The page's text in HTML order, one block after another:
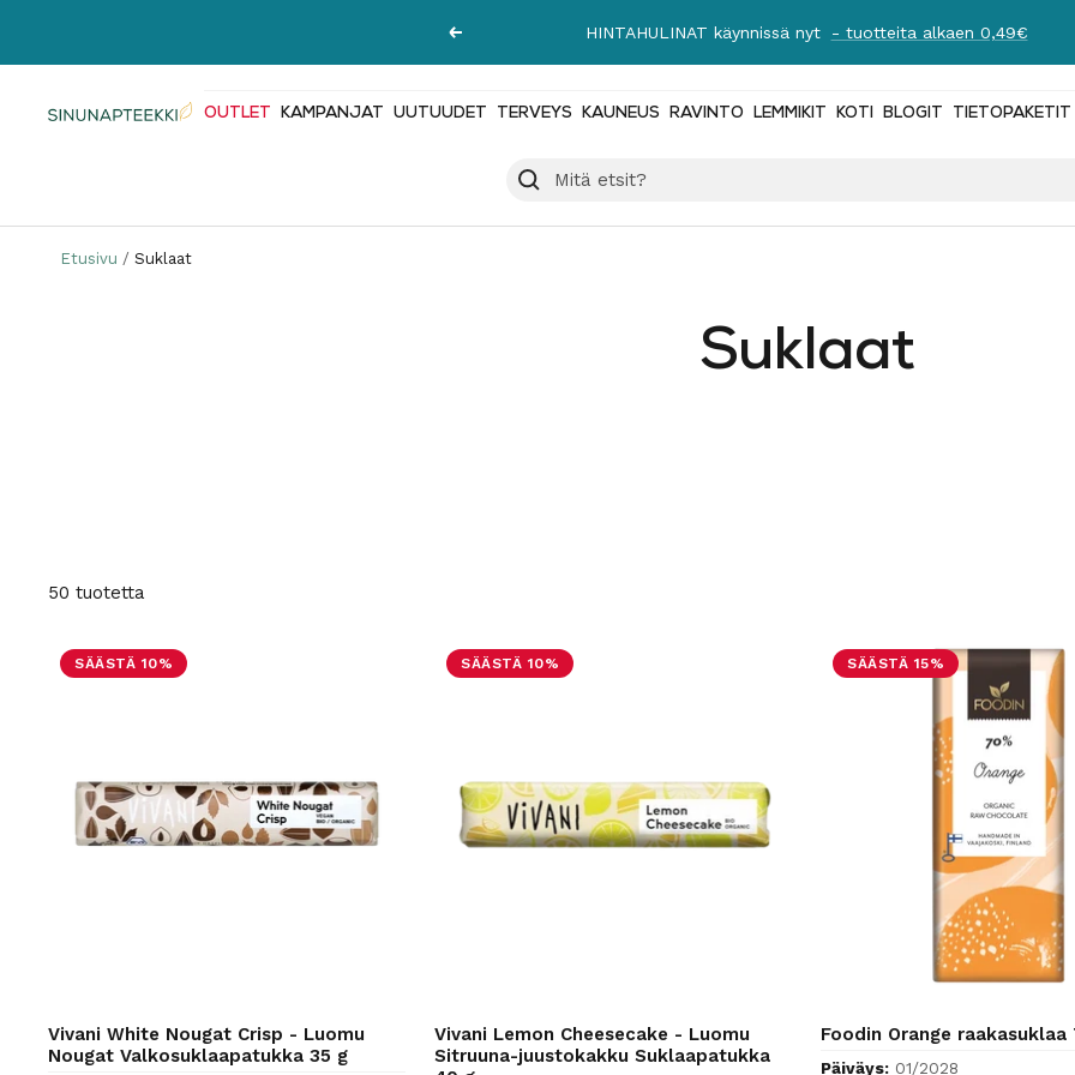
Edellinen HINTAHULINAT käynnissä nyt - tuotteita alkaen 0,49€
Sinunapteekki.fi OUTLET KAMPANJAT UUTUUDET TERVEYS KAUNEUS RAVINTO LEMMIKIT KOTI BLOGIT TIETOPAKETIT
Etusivu Suklaat
Suklaat
50 tuotetta
SÄÄSTÄ 10%
Vivani White Nougat Crisp - Luomu
Nougat Valkosuklaapatukka 35 g
SÄÄSTÄ 10%
Vivani Lemon Cheesecake - Luomu
Sitruuna-juustokakku Suklaapatukka
SÄÄSTÄ 15%
Foodin Orange raakasuklaa
Päiväys: 01/2028